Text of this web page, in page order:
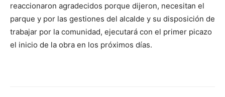
reaccionaron agradecidos porque dijeron, necesitan el
parque y por las gestiones del alcalde y su disposición de
trabajar por la comunidad, ejecutará con el primer picazo
el inicio de la obra en los próximos días.